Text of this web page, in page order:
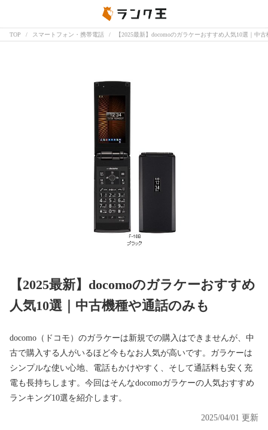
TOP スマートフォン・携帯電話 【2025最新】docomoのガラケーおすすめ人気10選｜中
【2025最新】docomoのガラケーおすすめ
人気10選｜中古機種や通話のみも
docomo（ドコモ）のガラケーは新規での購入はできませんが、中
古で購入する人がいるほど今もなお人気が高いです。ガラケーは
シンプルな使い心地、電話もかけやすく、そして通話料も安く充
電も長持ちします。今回はそんなdocomoガラケーの人気おすすめ
ランキング10選を紹介します。
2025/04/01 更新